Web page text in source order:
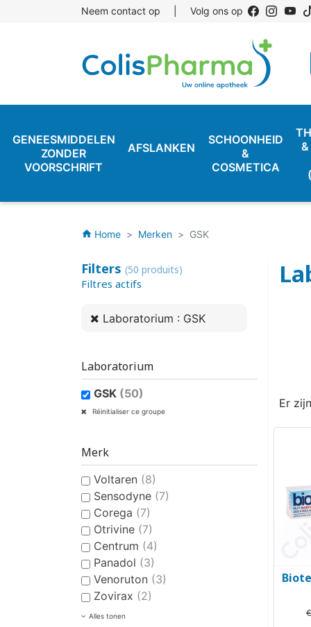
Neem contact op Volg ons op
GENEESMIDDELEN
ZONDER
VOORSCHRIFT
AFSLANKEN
SCHOONHEID
&
COSMETICA
&
home Home Merken GSK
Filters (50 produits)
Filtres actifs
Laboratorium : GSK
Laboratorium
GSK (50)
Réinitialiser ce groupe
Merk
Voltaren (8)
Sensodyne (7)
Corega (7)
Otrivine (7)
Centrum (4)
Panadol (3)
Venoruton (3)
Zovirax (2)
Alles tonen
Er